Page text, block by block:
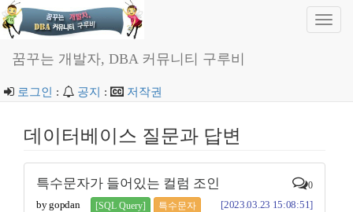
꿈꾸는 개발자, DBA 커뮤니티 구루비
로그인 : 공지 : 저작권
데이터베이스 질문과 답변
특수문자가 들어있는 컬럼 조인 0
by gopdan [SQL Query] 특수문자 [2023.03.23 15:08:51]